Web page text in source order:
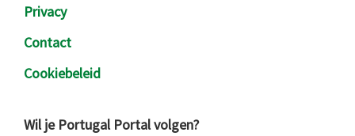
Privacy
Contact
Cookiebeleid
Wil je Portugal Portal volgen?